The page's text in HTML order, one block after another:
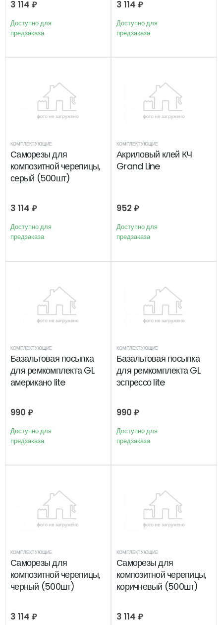
3 114 ₽
Доступно для
предзаказа
3 114 ₽
Доступно для
предзаказа
КОМПЛЕКТУЮЩИЕ
Саморезы для
композитной черепицы,
серый (500шт)
3 114 ₽
Доступно для
предзаказа
КОМПЛЕКТУЮЩИЕ
Акриловый клей КЧ
Grand Line
952 ₽
Доступно для
предзаказа
КОМПЛЕКТУЮЩИЕ
Базальтовая посыпка
для ремкомплекта GL
американо lite
990 ₽
Доступно для
предзаказа
КОМПЛЕКТУЮЩИЕ
Базальтовая посыпка
для ремкомплекта GL
эспрессо lite
990 ₽
Доступно для
предзаказа
КОМПЛЕКТУЮЩИЕ
Саморезы для
композитной черепицы,
черный (500шт)
3 114 ₽
КОМПЛЕКТУЮЩИЕ
Саморезы для
композитной черепицы,
коричневый (500шт)
3 114 ₽